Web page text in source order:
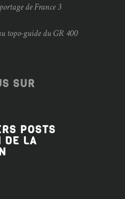
de France 3
topo-guide du GR 400
SUR
POSTS
DE LA